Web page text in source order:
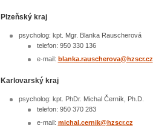
Plzeňský kraj
psycholog: kpt. Mgr. Blanka Rauscherová
telefon: 950 330 136
e-mail: blanka.rauscherova@ hzscr.cz
Karlovarský kraj
psycholog: kpt. PhDr. Michal Černík, Ph.D.
telefon: 950 370 283
e-mail: michal.cernik@ hzscr.cz